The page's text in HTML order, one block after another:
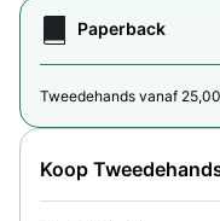
Paperback
Tweedehands vanaf
Koop